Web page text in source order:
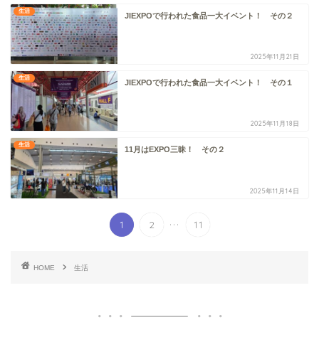
生活
JIEXPOで行われた食品一大イベント！ その２
2025年11月21日
生活
JIEXPOで行われた食品一大イベント！ その１
2025年11月18日
生活
11月はEXPO三昧！ その２
2025年11月14日
1 2 ... 11
HOME 生活